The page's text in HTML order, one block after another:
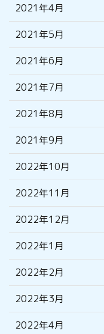
2021年4月
2021年5月
2021年6月
2021年7月
2021年8月
2021年9月
2022年10月
2022年11月
2022年12月
2022年1月
2022年2月
2022年3月
2022年4月